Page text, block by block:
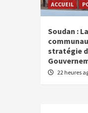
ACCUEIL
Soudan :
stratégie
22 heures